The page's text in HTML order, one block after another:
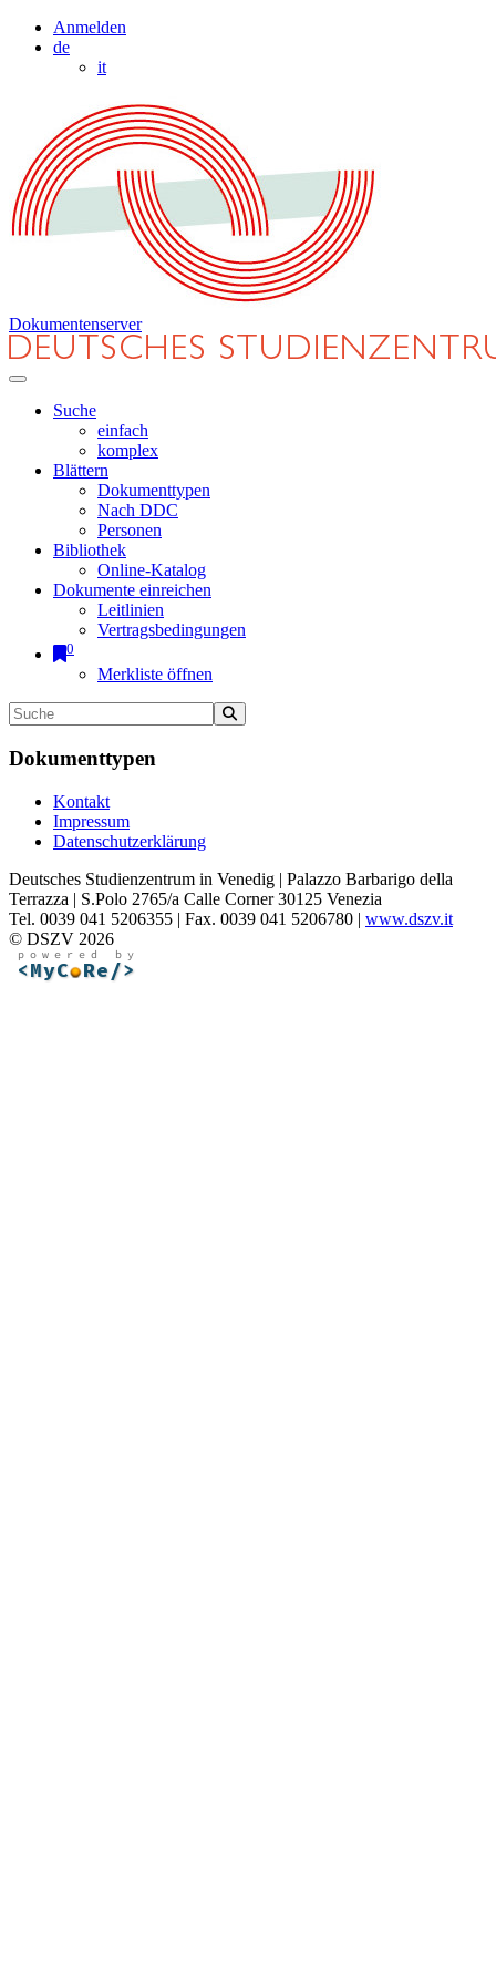
Anmelden
de
it
Dokumentenserver
Suche
einfach
komplex
Blättern
Dokumenttypen
Nach DDC
Personen
Bibliothek
Online-Katalog
Dokumente einreichen
Leitlinien
Vertragsbedingungen
0
Merkliste öffnen
Dokumenttypen
Kontakt
Impressum
Datenschutzerklärung
Deutsches Studienzentrum in Venedig | Palazzo Barbarigo della
Terrazza | S.Polo 2765/a Calle Corner 30125 Venezia
Tel. 0039 041 5206355 | Fax. 0039 041 5206780 | www.dszv.it
© DSZV 2026